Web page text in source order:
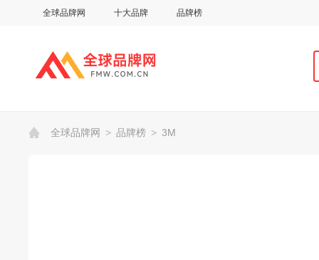
全球品牌网 十大品牌 品牌榜
全球品牌网 > 品牌榜 > 3M